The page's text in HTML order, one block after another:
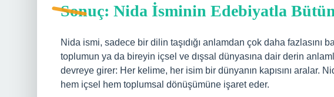
Sonuç: Nida İsminin Edebiyatla
Nida ismi, sadece bir dilin taşıdığı anlamdan çok daha fazlasını
toplumun ya da bireyin içsel ve dışsal dünyasına dair derin
devreye girer: Her kelime, her isim bir dünyanın kapısını aralar.
hem içsel hem toplumsal dönüşümüne işaret eder.